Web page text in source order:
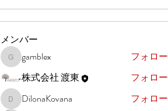
メンバー
gamblexgamblex
フォロー
株式会社 渡東
フォロー
DilonaKovana
DilonaKovana
フォロー